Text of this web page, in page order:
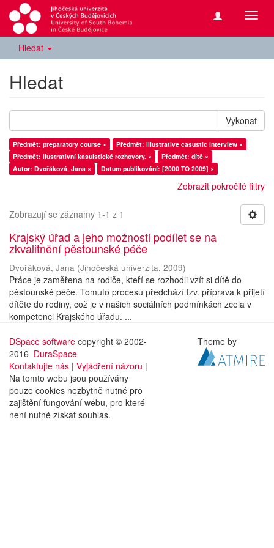
Hledat
Hledat
Vykonat
Předmět: preparatory course ×
Předmět: illustrative casustic interview ×
Předmět: ilustrativní kasuistické rozhovory. ×
Předmět: dítě ×
Autor: Dvořáková, Jana ×
Datum publikování: [2000 TO 2009] ×
Zobrazit pokročilé filtry
Zobrazují se záznamy 1-1 z 1
Krajský úřad a jeho možnosti podílet se na
zkvalitnění pěstounské péče
Dvořáková, Jana (Jihočeská univerzita, 2009)
Práce je zaměřena na rodiče, kteří se rozhodli vzít si dítě do
pěstounské péče. Tomuto procesu předchází tzv. příprava k přijetí
dítěte do rodiny, což je v našich sociálních podmínkách zcela v
kompetenci Krajského úřadu. ...
DSpace software copyright © 2002-
2016 DuraSpace
Kontaktujte nás | Vyjádření názoru |
Na tomto webu jsou používány
pouze cookies nezbytně nutné pro
zajištění fungování webu, pro které
není nutné získat souhlas.
Theme by